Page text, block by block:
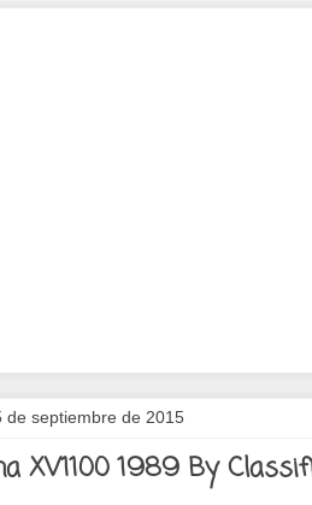
de septiembre de 2015
XV1100 1989 By